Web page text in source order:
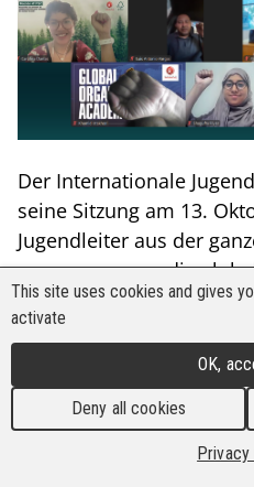
Der Internationale
seine Sitzung am 13.
Jugendleiter aus der
zusammen, um die
Vorfeld des
Jahr voranzubringen.
Auf der Sitzung wurden
angenommen, um die
Arbeitnehmer in den
und den Stimmen der
This site uses cookies and gives
activate
OK,
Deny all cookies